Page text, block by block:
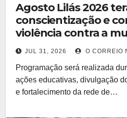
Agosto Lilás 2026
conscientização e
violência contra a
Chapadão do Sul
JUL 31, 2026 O CORREIO
Programação será realizada
ações educativas, divulgação
e fortalecimento da rede de…